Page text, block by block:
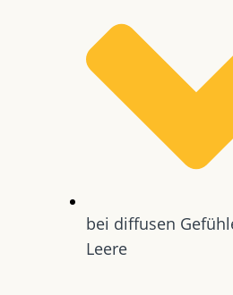
bei diffusen
Leere